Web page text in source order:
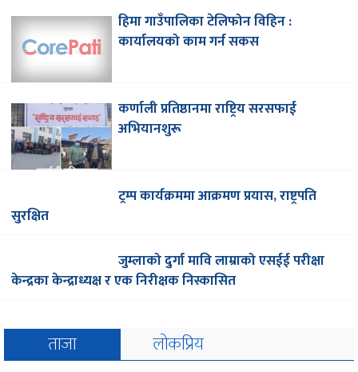
हिमा गाउँपालिका टेलिफोन विहिन :
कार्यालयको काम गर्न सकस
कर्णाली प्रतिष्ठानमा राष्ट्रिय सरसफाई
अभियानशुरू
ट्रम्प कार्यक्रममा आक्रमण प्रयास, राष्ट्रपति
सुरक्षित
जुम्लाको दुर्गा मावि लाम्राको एसईई परीक्षा
केन्द्रका केन्द्राध्यक्ष र एक निरीक्षक निस्कासित
ताजा लोकप्रिय